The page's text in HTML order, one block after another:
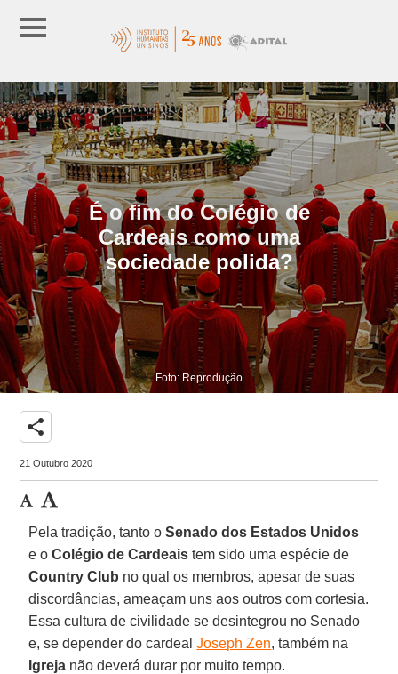
É o fim do Colégio de
Cardeais como uma
sociedade polida?
Foto: Reprodução
share
21 Outubro 2020
Pela tradição, tanto oSenado dos Estados Unidos
e oColégio de Cardeais tem sido uma espécie de
Country Club no qual os membros, apesar de suas
discordâncias, ameaçam uns aos outros com cortesia.
Essa cultura de civilidade se desintegrou no Senado
e, se depender do cardealJoseph Zen, também na
Igreja não deverá durar por muito tempo.